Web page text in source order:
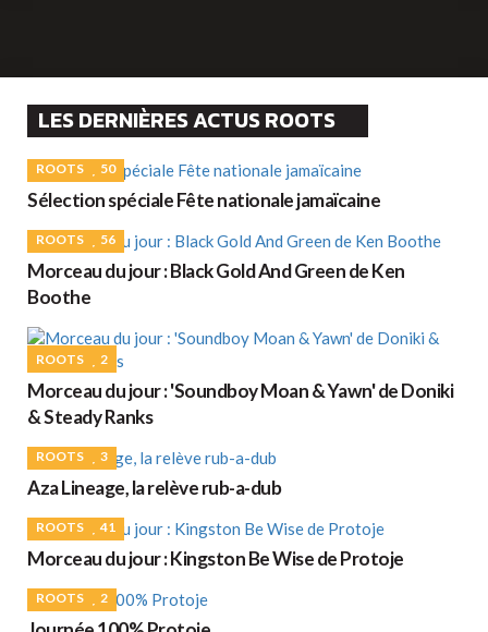
LES DERNIÈRES ACTUS ROOTS
ROOTS 50
Sélection spéciale Fête nationale jamaïcaine
ROOTS 56
Morceau du jour : Black Gold And Green de Ken
Boothe
ROOTS 2
Morceau du jour : 'Soundboy Moan & Yawn' de Doniki
& Steady Ranks
ROOTS 3
Aza Lineage, la relève rub-a-dub
ROOTS 41
Morceau du jour : Kingston Be Wise de Protoje
ROOTS 2